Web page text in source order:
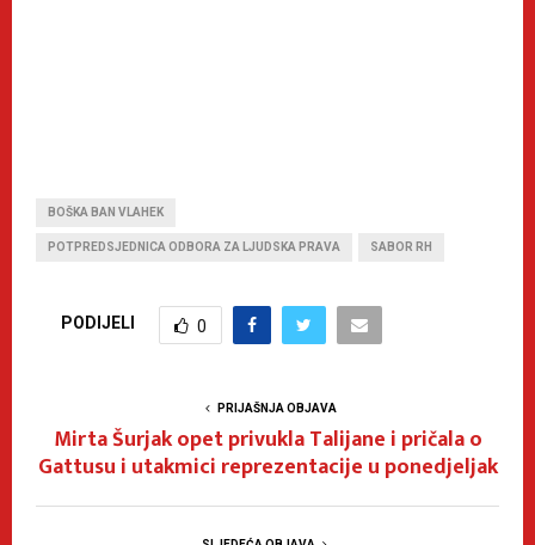
BOŠKA BAN VLAHEK
POTPREDSJEDNICA ODBORA ZA LJUDSKA PRAVA SABOR RH
PODIJELI 0
PRIJAŠNJA OBJAVA
Mirta Šurjak opet privukla Talijane i pričala o
Gattusu i utakmici reprezentacije u ponedjeljak